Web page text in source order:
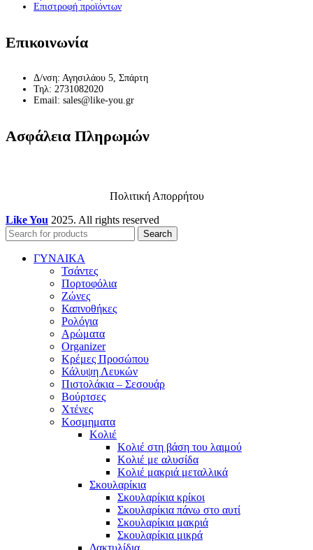
Επιστροφή προϊόντων
Επικοινωνία
Δ/νση: Αγησιλάου 5, Σπάρτη
Τηλ: 2731082020
Email: sales@like-you.gr
Ασφάλεια Πληρωμών
Πολιτική Απορρήτου
Like You 2025. All rights reserved
Search
ΓΥΝΑΙΚΑ
Τσάντες
Πορτοφόλια
Ζώνες
Καπνοθήκες
Ρολόγια
Αρώματα
Organizer
Κρέμες Προσώπου
Κάλυψη Λευκών
Πιστολάκια – Σεσουάρ
Βούρτσες
Χτένες
Κοσμηματα
Κολιέ
Κολιέ στη βάση του λαιμού
Κολιέ με αλυσίδα
Κολιέ μακριά μεταλλικά
Σκουλαρίκια
Σκουλαρίκια κρίκοι
Σκουλαρίκια πάνω στο αυτί
Σκουλαρίκια μακριά
Σκουλαρίκια μικρά
Δακτυλίδια